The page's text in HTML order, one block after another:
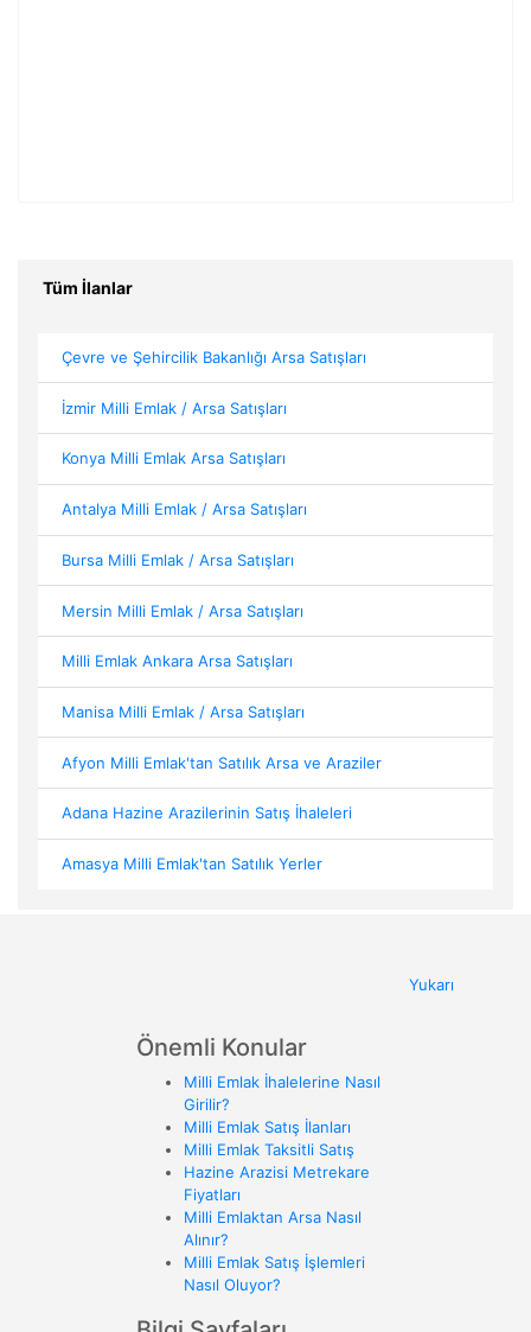
Tüm İlanlar
Çevre ve Şehircilik Bakanlığı Arsa Satışları
İzmir Milli Emlak / Arsa Satışları
Konya Milli Emlak Arsa Satışları
Antalya Milli Emlak / Arsa Satışları
Bursa Milli Emlak / Arsa Satışları
Mersin Milli Emlak / Arsa Satışları
Milli Emlak Ankara Arsa Satışları
Manisa Milli Emlak / Arsa Satışları
Afyon Milli Emlak'tan Satılık Arsa ve Araziler
Adana Hazine Arazilerinin Satış İhaleleri
Amasya Milli Emlak'tan Satılık Yerler
Yukarı
Önemli Konular
Milli Emlak İhalelerine Nasıl
Girilir?
Milli Emlak Satış İlanları
Milli Emlak Taksitli Satış
Hazine Arazisi Metrekare
Fiyatları
Milli Emlaktan Arsa Nasıl
Alınır?
Milli Emlak Satış İşlemleri
Nasıl Oluyor?